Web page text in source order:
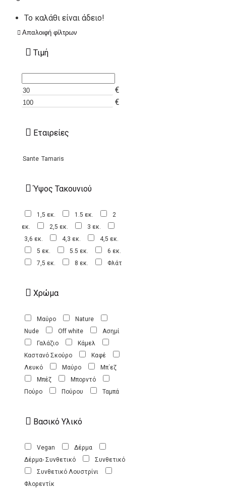
Το καλάθι είναι άδειο!
Απαλοιφή φίλτρων
Τιμή
€
€
Εταιρείες
Sante Tamaris
Ύψος Τακουνιού
1,5 εκ. 1.5 εκ.
2
εκ.
2,5 εκ.
3 εκ.
3,6 εκ.
4,3 εκ.
4,5 εκ.
5 εκ.
5.5 εκ.
6 εκ.
7,5 εκ.
8 εκ. Φλάτ
Χρώμα
Mαύρο
Nature
Nude
Off white
Ασημί
Γαλάζιο
Κάμελ
Καστανό Σκούρο
Καφέ
Λευκό
Μαύρο
Μπ΄εζ
Μπέζ
Μπορντό
Πούρο
Πούρου Ταμπά
Βασικό Υλικό
Vegan
Δέρμα
Δέρμα- Συνθετικό
Συνθετικό
Συνθετικό Λουστρίνι
Φλορεντίκ